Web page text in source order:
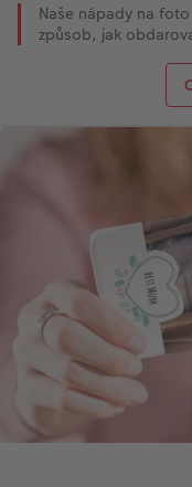
Naše nápady na
způsob, jak